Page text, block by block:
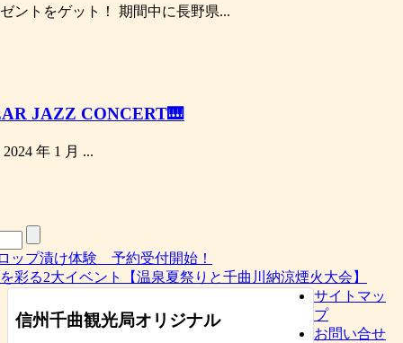
ントをゲット！ 期間中に長野県...
JAZZ CONCERT🎹
年 1 月 ...
ップ漬け体験 予約受付開始！
彩る2大イベント【温泉夏祭りと千曲川納涼煙火大会】
信州千曲観光局オリジナル
サイトマッ
プ
お問い合せ